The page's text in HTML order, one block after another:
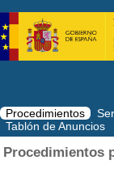
Procedimientos
Tablón de Anuncios
Procedimientos